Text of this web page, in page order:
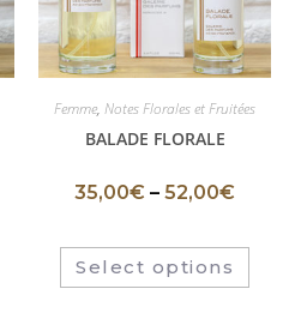
Femme, Notes Florales et Fruitées
BALADE FLORALE
35,00€ – 52,00€
Select options